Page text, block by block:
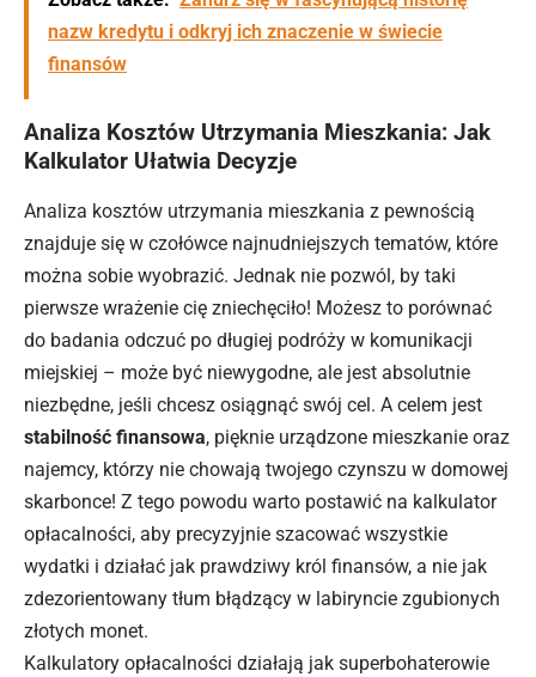
nazw kredytu i odkryj ich znaczenie w świecie
finansów
Analiza Kosztów Utrzymania Mieszkania: Jak
Kalkulator Ułatwia Decyzje
Analiza kosztów utrzymania mieszkania z pewnością
znajduje się w czołówce najnudniejszych tematów, które
można sobie wyobrazić. Jednak nie pozwól, by taki
pierwsze wrażenie cię zniechęciło! Możesz to porównać
do badania odczuć po długiej podróży w komunikacji
miejskiej – może być niewygodne, ale jest absolutnie
niezbędne, jeśli chcesz osiągnąć swój cel. A celem jest
stabilność finansowa, pięknie urządzone mieszkanie oraz
najemcy, którzy nie chowają twojego czynszu w domowej
skarbonce! Z tego powodu warto postawić na kalkulator
opłacalności, aby precyzyjnie szacować wszystkie
wydatki i działać jak prawdziwy król finansów, a nie jak
zdezorientowany tłum błądzący w labiryncie zgubionych
złotych monet.
Kalkulatory opłacalności działają jak superbohaterowie